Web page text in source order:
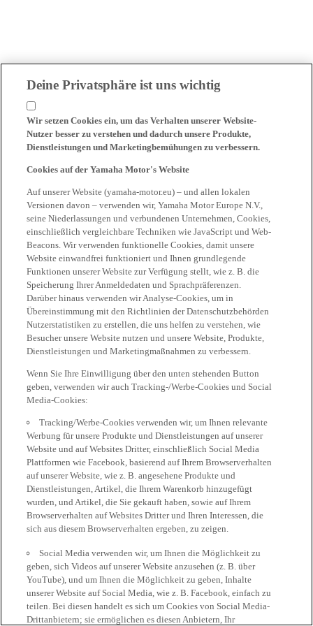
Deine Privatsphäre ist uns wichtig
Wir setzen Cookies ein, um das Verhalten unserer Website-
Nutzer besser zu verstehen und dadurch unsere Produkte,
Dienstleistungen und Marketingbemühungen zu verbessern.
Cookies auf der Yamaha Motor's Website
Auf unserer Website (yamaha-motor.eu) – und allen lokalen
Versionen davon – verwenden wir, Yamaha Motor Europe N.V.,
seine Niederlassungen und verbundenen Unternehmen, Cookies,
einschließlich vergleichbare Techniken wie JavaScript und Web-
Beacons. Wir verwenden funktionelle Cookies, damit unsere
Website einwandfrei funktioniert und Ihnen grundlegende
Funktionen unserer Website zur Verfügung stellt, wie z. B. die
Speicherung Ihrer Anmeldedaten und Sprachpräferenzen.
Darüber hinaus verwenden wir Analyse-Cookies, um in
Übereinstimmung mit den Richtlinien der Datenschutzbehörden
Nutzerstatistiken zu erstellen, die uns helfen zu verstehen, wie
Besucher unsere Website nutzen und unsere Website, Produkte,
Dienstleistungen und Marketingmaßnahmen zu verbessern.
Wenn Sie Ihre Einwilligung über den unten stehenden Button
geben, verwenden wir auch Tracking-/Werbe-Cookies und Social
Media-Cookies:
Tracking/Werbe-Cookies verwenden wir, um Ihnen relevante
Werbung für unsere Produkte und Dienstleistungen auf unserer
Website und auf Websites Dritter, einschließlich Social Media
Plattformen wie Facebook, basierend auf Ihrem Browserverhalten
auf unserer Website, wie z. B. angesehene Produkte und
Dienstleistungen, Artikel, die Ihrem Warenkorb hinzugefügt
wurden, und Artikel, die Sie gekauft haben, sowie auf Ihrem
Browserverhalten auf Websites Dritter und Ihren Interessen, die
sich aus diesem Browserverhalten ergeben, zu zeigen.
Social Media verwenden wir, um Ihnen die Möglichkeit zu
geben, sich Videos auf unserer Website anzusehen (z. B. über
YouTube), und um Ihnen die Möglichkeit zu geben, Inhalte
unserer Website auf Social Media, wie z. B. Facebook, einfach zu
teilen. Bei diesen handelt es sich um Cookies von Social Media-
Drittanbietern; sie ermöglichen es diesen Anbietern, Ihr